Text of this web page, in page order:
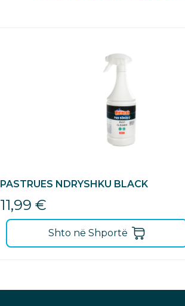
PASTRUES NDRYSHKU BLACK
11,99€
Shto në Shportë